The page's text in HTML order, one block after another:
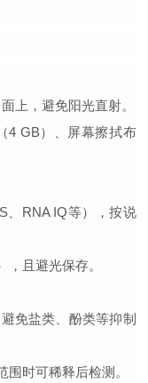
上，避免阳光直射。
4 GB）、屏幕擦拭布
、RNA IQ等），按说
且避光保存。
免盐类、酚类等抑制
时可稀释后检测。